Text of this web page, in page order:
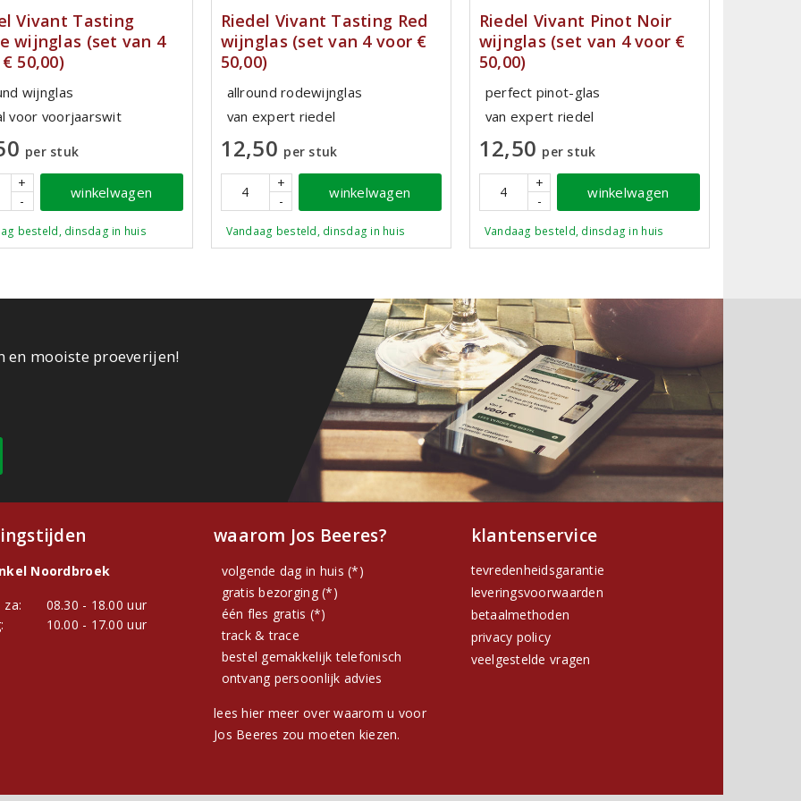
Vivant Tasting
wijnglas (set van 4
50,00)
wijnglas
voor voorjaarswit
per stuk
+
-
winkelwagen
besteld, dinsdag in huis
Riedel Vivant Tasting Red
wijnglas (set van 4 voor €
50,00)
allround rodewijnglas
van expert riedel
12,50 per stuk
+
-
winkelwagen
Vandaag besteld, dinsdag in huis
Riedel Vivant Pinot Noir
wijnglas (set van 4 voor €
50,00)
perfect pinot-glas
van expert riedel
12,50 per stuk
+
-
winkelwagen
Vandaag besteld, dinsdag in huis
en mooiste proeverijen!
Noordbroek
08.30 - 18.00 uur
10.00 - 17.00 uur
waarom Jos Beeres?
volgende dag in huis (*)
gratis bezorging (*)
één fles gratis (*)
track & trace
bestel gemakkelijk telefonisch
ontvang persoonlijk advies
lees hier meer over waarom u voor
Jos Beeres zou moeten kiezen.
klantenservice
tevredenheidsgarantie
leveringsvoorwaarden
betaalmethoden
privacy policy
veelgestelde vragen